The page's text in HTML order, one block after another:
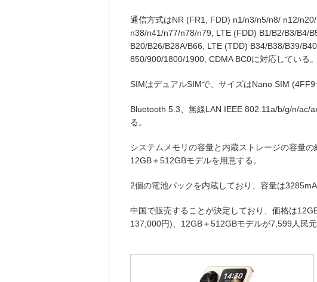
通信方式はNR (FR1, FDD) n1/n3/n5/n8/ n12/
n38/n41/n77/n78/n79, LTE (FDD) B1/B2/B3/B4/
B20/B26/B28A/B66, LTE (TDD) B34/B38/B39/
850/900/1800/1900, CDMA BC0に対応している。
SIMはデュアルSIMで、サイズはNano SIM (4FF9
Bluetooth 5.3、無線LAN IEEE 802.11a/b/g/n/ac/
る。
システムメモリの容量と内蔵ストレージの容量
12GB＋512GBモデルを用意する。
2個の電池パックを内蔵しており、容量は
中国で販売することが決定しており、価格は
137,000円)、12GB＋512GBモデルが7,599人民